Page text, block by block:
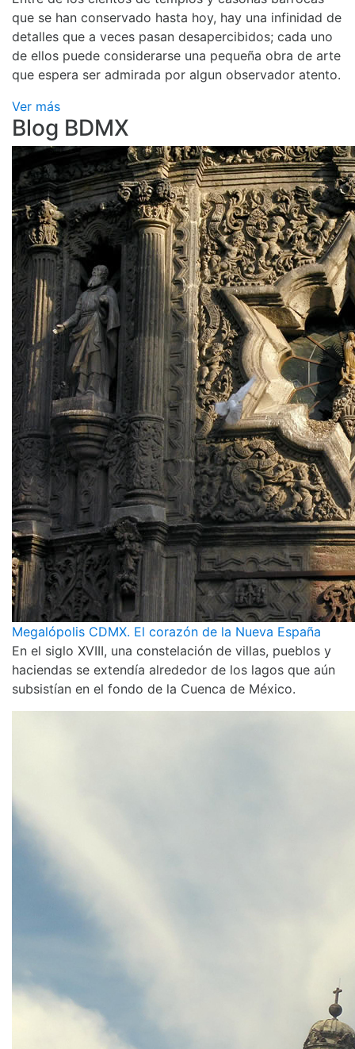
que se han conservado hasta hoy, hay una infinidad de
detalles que a veces pasan desapercibidos; cada uno
de ellos puede considerarse una pequeña obra de arte
que espera ser admirada por algun observador atento.
Ver más
Blog BDMX
Megalópolis CDMX. El corazón de la Nueva España
En el siglo XVIII, una constelación de villas, pueblos y
haciendas se extendía alrededor de los lagos que aún
subsistían en el fondo de la Cuenca de México.